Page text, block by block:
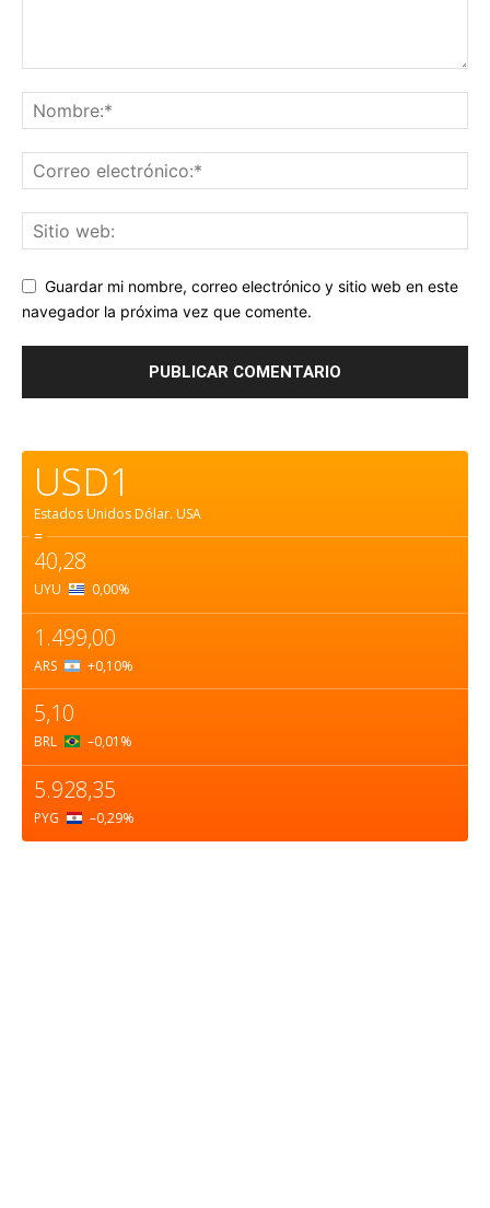
Guardar mi nombre, correo electrónico y sitio web en este
navegador la próxima vez que comente.
USD1
Estados Unidos Dólar. USA
=
40,28
UYU 0,00%
1.499,00
ARS +0,10%
5,10
BRL –0,01 %
5.928,35
PYG –0,29%